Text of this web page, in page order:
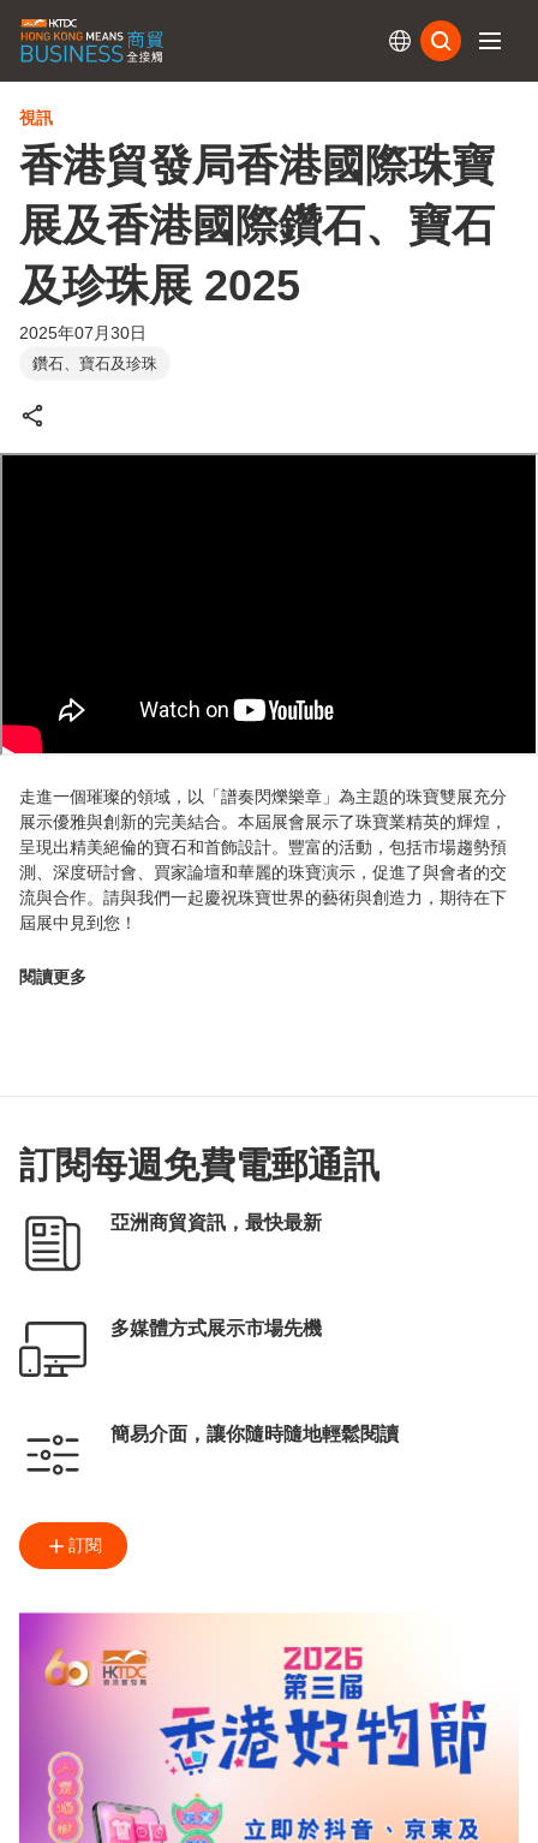
視訊
香港貿發局香港國際珠寶
展及香港國際鑽石、寶石
及珍珠展 2025
2025年07月30日
鑽石、寶石及珍珠
走進一個璀璨的領域，以「譜奏閃爍樂章」為主題的珠寶雙展充分
展示優雅與創新的完美結合。本屆展會展示了珠寶業精英的輝煌，
呈現出精美絕倫的寶石和首飾設計。豐富的活動，包括市場趨勢預
測、深度研討會、買家論壇和華麗的珠寶演示，促進了與會者的交
流與合作。請與我們一起慶祝珠寶世界的藝術與創造力，期待在下
屆展中見到您！
閱讀更多
訂閱每週免費電郵通訊
亞洲商貿資訊，最快最新
多媒體方式展示市場先機
簡易介面，讓你隨時隨地輕鬆閱讀
訂閱